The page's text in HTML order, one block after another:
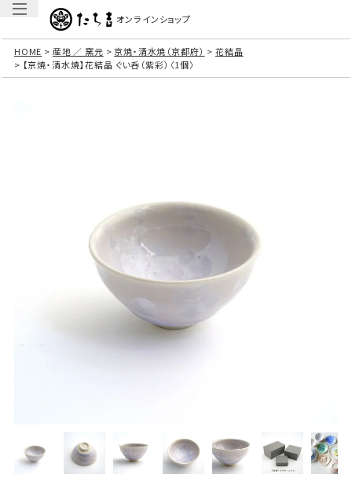
オンラインショップ
HOME 産地 ／ 窯元 京焼・清水焼（京都府）
花結晶
【京焼・清水焼】花結晶 ぐい呑（紫彩）〈1個〉